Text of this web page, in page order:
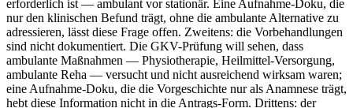
erforderlich ist — ambulant vor stationär. Eine Aufnahme-Doku, die
nur den klinischen Befund trägt, ohne die ambulante Alternative zu
adressieren, lässt diese Frage offen. Zweitens: die Vorbehandlungen
sind nicht dokumentiert. Die GKV-Prüfung will sehen, dass
ambulante Maßnahmen — Physiotherapie, Heilmittel-Versorgung,
ambulante Reha — versucht und nicht ausreichend wirksam waren;
eine Aufnahme-Doku, die die Vorgeschichte nur als Anamnese trägt,
hebt diese Information nicht in die Antrags-Form. Drittens: der